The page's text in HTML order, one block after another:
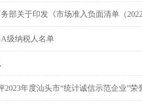
部关于印发《市场准入负面清单（
级纳税人名单
2023年度汕头市“统计诚信示范企业”荣